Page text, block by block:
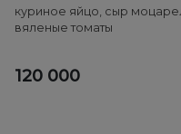
куриное яйцо, сыр
вяленые томаты
120 000